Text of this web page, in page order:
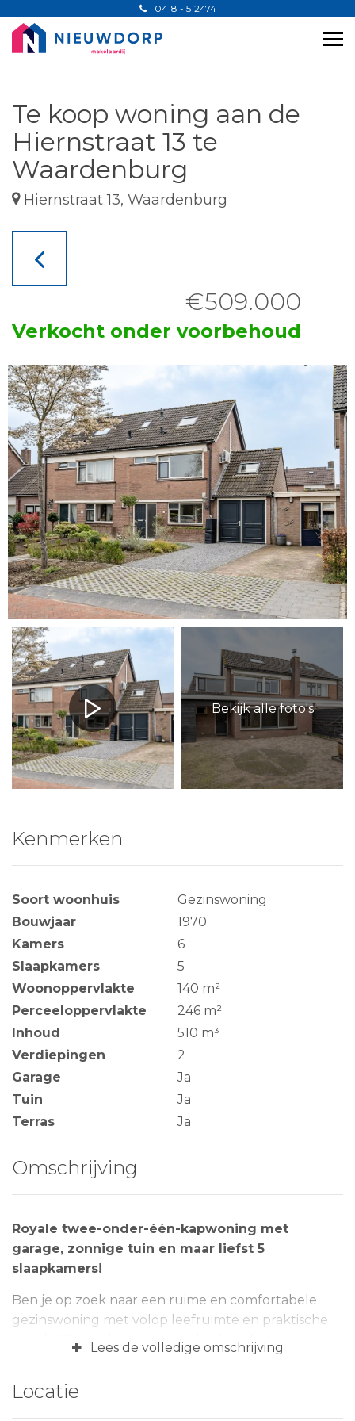
0418 - 512474
Te koop woning aan de
Hiernstraat 13 te
Waardenburg
Hiernstraat 13, Waardenburg
€509.000
Verkocht onder voorbehoud
Bekijk alle foto's
Kenmerken
Soort woonhuis
Gezinswoning
Bouwjaar
1970
Kamers
6
Slaapkamers
5
Woonoppervlakte
140 m²
Perceeloppervlakte
246 m²
Inhoud
510 m³
Verdiepingen
2
Garage
Ja
Tuin
Ja
Terras
Ja
Omschrijving
Royale twee-onder-één-kapwoning met
garage, zonnige tuin en maar liefst 5
slaapkamers!
Ben je op zoek naar een ruime en comfortabele
gezinswoning met volop leefruimte en praktische
extra’s? Dan is deze woning absoluut het
bezichtigen waard. Met vijf volwaardige
en een zonnige tuin biedt dit huis alles wat je nodig
+ Lees de volledige omschrijving
Locatie